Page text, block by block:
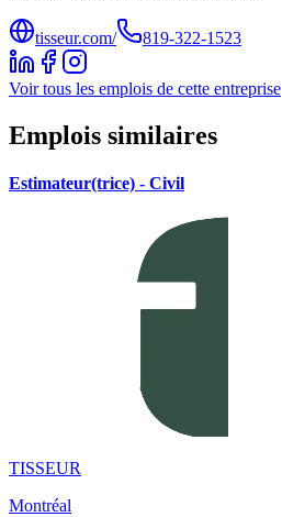
tisseur.com/ 819-322-1523
Voir tous les emplois de cette entreprise
Emplois similaires
Estimateur(trice) - Civil
TISSEUR
Montréal